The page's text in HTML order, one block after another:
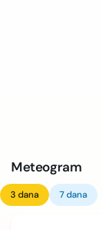
Meteogram
3 dana 7 dana